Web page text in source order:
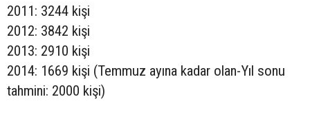
2011: 3244 kişi
2012: 3842 kişi
2013: 2910 kişi
2014: 1669 kişi (Temmuz ayına kadar olan-Yıl sonu
tahmini: 2000 kişi)